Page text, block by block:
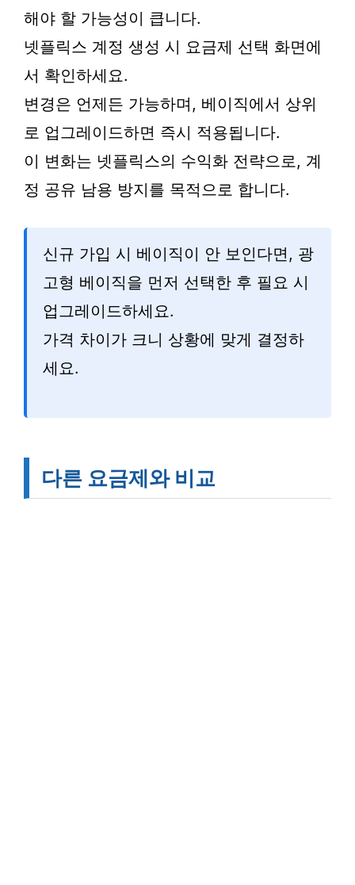
해야 할 가능성이 큽니다.
넷플릭스 계정 생성 시 요금제 선택 화면에
서 확인하세요.
변경은 언제든 가능하며, 베이직에서 상위
로 업그레이드하면 즉시 적용됩니다.
이 변화는 넷플릭스의 수익화 전략으로, 계
정 공유 남용 방지를 목적으로 합니다.
신규 가입 시 베이직이 안 보인다면, 광
고형 베이직을 먼저 선택한 후 필요 시
업그레이드하세요.
가격 차이가 크니 상황에 맞게 결정하
세요.
다른 요금제와 비교